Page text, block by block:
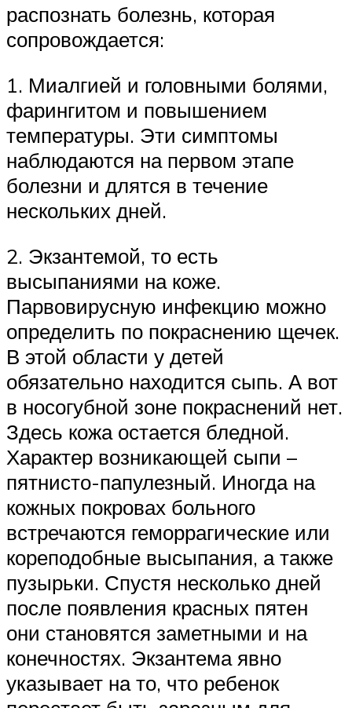
распознать болезнь, которая
сопровождается:
1. Миалгией и головными болями,
фарингитом и повышением
температуры. Эти симптомы
наблюдаются на первом этапе
болезни и длятся в течение
нескольких дней.
2. Экзантемой, то есть
высыпаниями на коже.
Парвовирусную инфекцию можно
определить по покраснению щечек.
В этой области у детей
обязательно находится сыпь. А вот
в носогубной зоне покраснений нет.
Здесь кожа остается бледной.
Характер возникающей сыпи –
пятнисто-папулезный. Иногда на
кожных покровах больного
встречаются геморрагические или
кореподобные высыпания, а также
пузырьки. Спустя несколько дней
после появления красных пятен
они становятся заметными и на
конечностях. Экзантема явно
указывает на то, что ребенок